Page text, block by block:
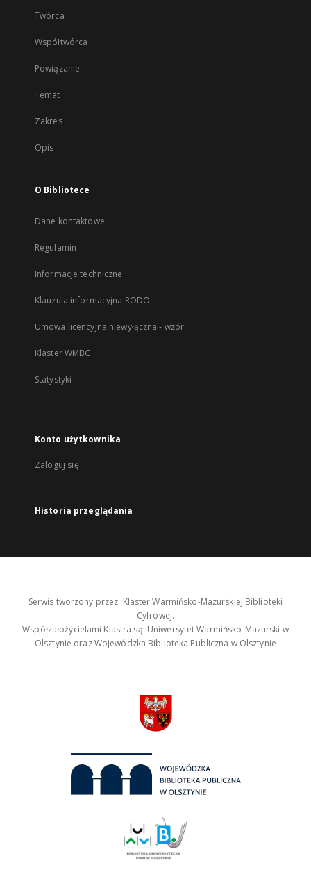
Twórca
Współtwórca
Powiązanie
Temat
Zakres
Opis
O Bibliotece
Dane kontaktowe
Regulamin
Informacje techniczne
Klauzula informacyjna RODO
Umowa licencyjna niewyłączna - wzór
Klaster WMBC
Statystyki
Konto użytkownika
Zaloguj się
Historia przeglądania
Serwis tworzony przez: Klaster Warmińsko-Mazurskiej Biblioteki
Cyfrowej.
Współzałożycielami Klastra są: Uniwersytet Warmińsko-Mazurski w
Olsztynie oraz Wojewódzka Biblioteka Publiczna w Olsztynie